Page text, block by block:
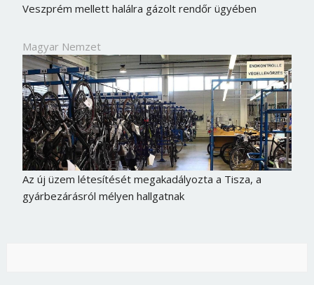
Veszprém mellett halálra gázolt rendőr ügyében
Magyar Nemzet
Az új üzem létesítését megakadályozta a Tisza, a
gyárbezárásról mélyen hallgatnak